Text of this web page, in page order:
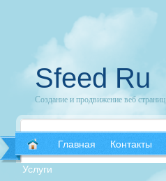
Sfeed Ru
Создание и продвижение веб страниц
Главная Контакты
Услуги